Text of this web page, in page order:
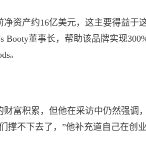
资产约16亿美元，这主要得益于
Booty董事长，帮助该品牌实现
。
富积累，但他在采访中仍然强调
撑不下去了，”他补充道自己在创